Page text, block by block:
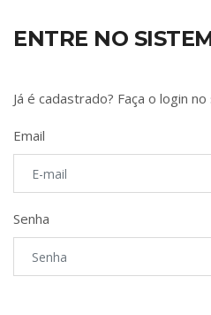
ENTRE NO
Já é cadastrado? Faça o login
Email
Senha